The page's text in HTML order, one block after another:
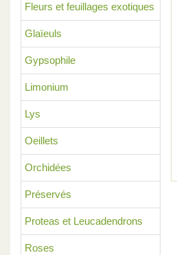
Fleurs et feuillages exotiques
Glaïeuls
Gypsophile
Limonium
Lys
Oeillets
Orchidées
Préservés
Proteas et Leucadendrons
Roses